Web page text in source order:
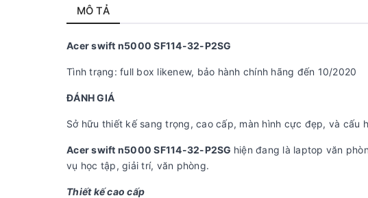
MÔ TẢ
Acer swift n5000 SF114-32-P2SG
Tình trạng: full box likenew, bảo hành chính hãng đến 10/2020
ĐÁNH GIÁ
Sở hữu thiết kế sang trọng, cao cấp, màn hình cực đẹp, và cấu
Acer swift n5000 SF114-32-P2SG hiện đang là laptop văn
vụ học tập, giải trí, văn phòng.
Thiết kế cao cấp